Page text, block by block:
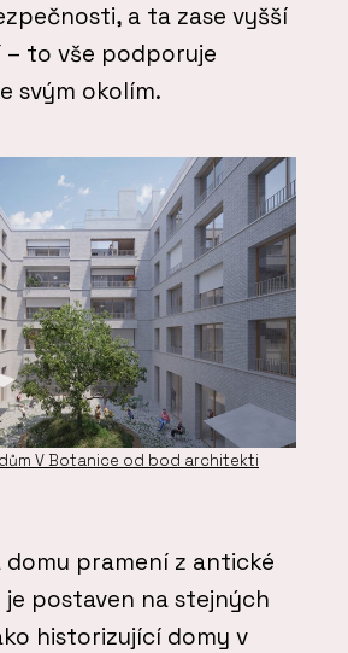
a ta zase vyšší
to vše podporuje
svým okolím.
V Botanice od bod architekti
pramení z antické
je postaven na stejných
historizující domy v